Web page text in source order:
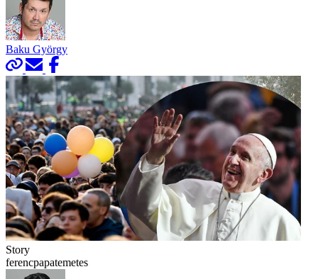
Baku György
Story
ferencpapatemetes